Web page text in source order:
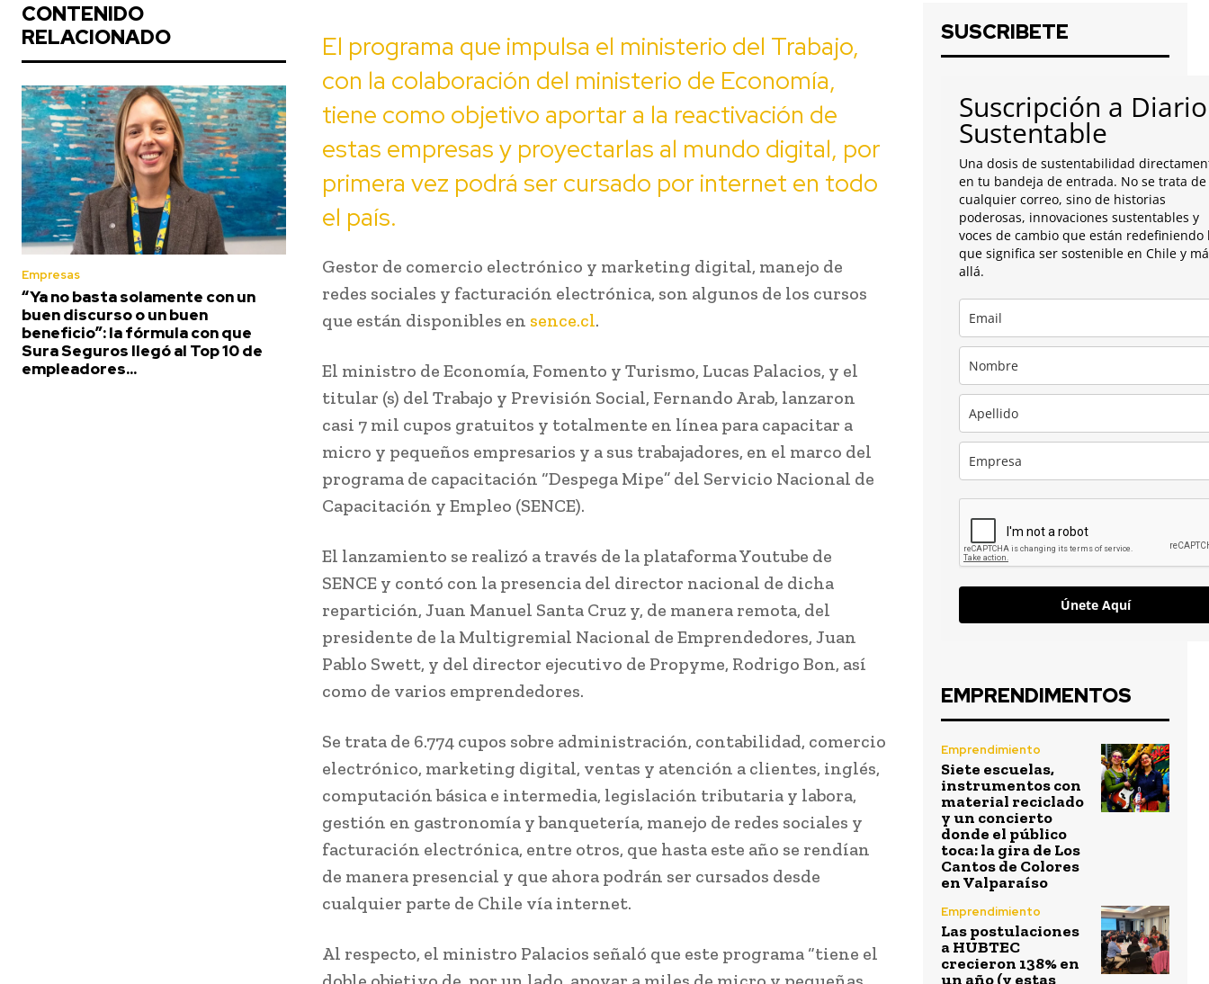
CONTENIDO
RELACIONADO
Empresas
“Ya no basta solamente con un
buen discurso o un buen
beneficio”: la fórmula con que
Sura Seguros llegó al Top 10 de
empleadores...
El programa que impulsa el ministerio del Trabajo,
con la colaboración del ministerio de Economía,
tiene como objetivo aportar a la reactivación de
estas empresas y proyectarlas al mundo digital, por
primera vez podrá ser cursado por internet en todo
el país.
Gestor de comercio electrónico y marketing digital, manejo de
redes sociales y facturación electrónica, son algunos de los cursos
que están disponibles en sence.cl.
El ministro de Economía, Fomento y Turismo, Lucas Palacios, y el
titular (s) del Trabajo y Previsión Social, Fernando Arab, lanzaron
casi 7 mil cupos gratuitos y totalmente en línea para capacitar a
micro y pequeños empresarios y a sus trabajadores, en el marco del
programa de capacitación “Despega Mipe” del Servicio Nacional de
Capacitación y Empleo (SENCE).
El lanzamiento se realizó a través de la plataforma Youtube de
SENCE y contó con la presencia del director nacional de dicha
repartición, Juan Manuel Santa Cruz y, de manera remota, del
presidente de la Multigremial Nacional de Emprendedores, Juan
Pablo Swett, y del director ejecutivo de Propyme, Rodrigo Bon, así
como de varios emprendedores.
Se trata de 6.774 cupos sobre administración, contabilidad, comercio
electrónico, marketing digital, ventas y atención a clientes, inglés,
computación básica e intermedia, legislación tributaria y labora,
gestión en gastronomía y banquetería, manejo de redes sociales y
facturación electrónica, entre otros, que hasta este año se rendían
de manera presencial y que ahora podrán ser cursados desde
cualquier parte de Chile vía internet.
Al respecto, el ministro Palacios señaló que este programa “tiene el
SUSCRIBETE
Suscripción a Diario
Sustentable
Una dosis de sustentabilidad
en tu bandeja de entrada. No se trata de
cualquier correo, sino de historias
poderosas, innovaciones sustentables y
voces de cambio que están redefiniendo
que significa ser sostenible en Chile y
allá.
Únete Aquí
EMPRENDIMENTOS
Emprendimiento
Siete escuelas,
instrumentos con
material reciclado
y un concierto
donde el público
toca: la gira de Los
Cantos de Colores
en Valparaíso
Emprendimiento
Las postulaciones
a HUBTEC
crecieron 138% en
un año (y estas